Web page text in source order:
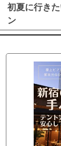
初夏に行き
ン